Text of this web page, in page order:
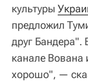
культуры
предложил
друг Бандера".
канале Вована
хорошо", —